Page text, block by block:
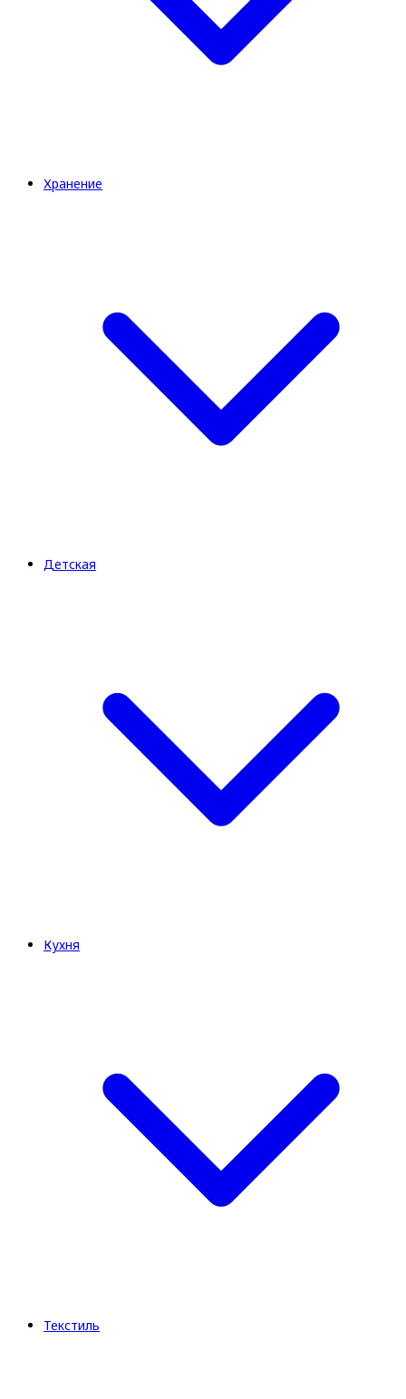
Хранение
Детская
Кухня
Текстиль